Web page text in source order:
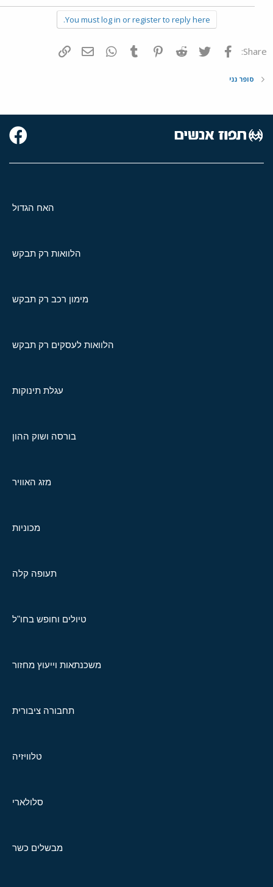
You must log in or register to reply here.
Share: פייסבוק Twitter
Reddit
Pinterest
Tumblr
WhatsAppדואר אלקטרוני
סופר נני
האח הגדול
הלוואות רק תבקש
מימון רכב רק תבקש
הלוואות לעסקים רק תבקש
עגלת תינוקות
בורסה ושוק ההון
מזג האוויר
מכוניות
תעופה קלה
טיולים וחופש בחו"ל
משכנתאות וייעוץ מחזור
תחבורה ציבורית
טלוויזיה
סלולארי
מבשלים כשר